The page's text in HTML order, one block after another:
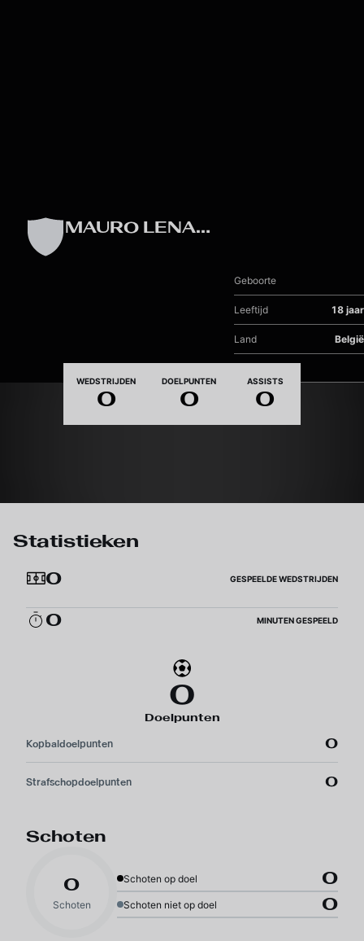
MAURO LENAERTS
Geboorte
Leeftijd 18 jaar
Land België
WEDSTRIJDEN
0
DOELPUNTEN
0
ASSISTS
0
Statistieken
0
GESPEELDE WEDSTRIJDEN
0 MINUTEN GESPEELD
0
Doelpunten
Kopbaldoelpunten 0
Strafschopdoelpunten 0
Schoten
0
Schoten
Schoten op doel 0
Schoten niet op doel 0